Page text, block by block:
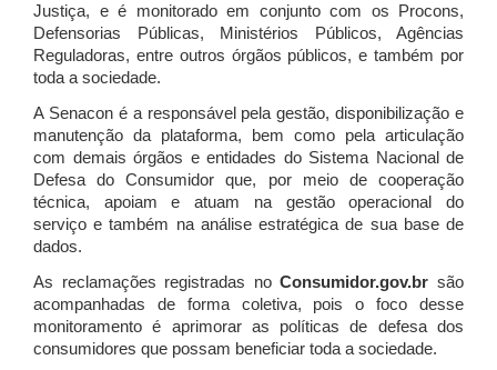
Justiça, e é monitorado em conjunto com os Procons,
Defensorias Públicas, Ministérios Públicos, Agências
Reguladoras, entre outros órgãos públicos, e também por
toda a sociedade.
A Senacon é a responsável pela gestão, disponibilização e
manutenção da plataforma, bem como pela articulação
com demais órgãos e entidades do Sistema Nacional de
Defesa do Consumidor que, por meio de cooperação
técnica, apoiam e atuam na gestão operacional do
serviço e também na análise estratégica de sua base de
dados.
As reclamações registradas noConsumidor.gov.br são
acompanhadas de forma coletiva, pois o foco desse
monitoramento é aprimorar as políticas de defesa dos
consumidores que possam beneficiar toda a sociedade.